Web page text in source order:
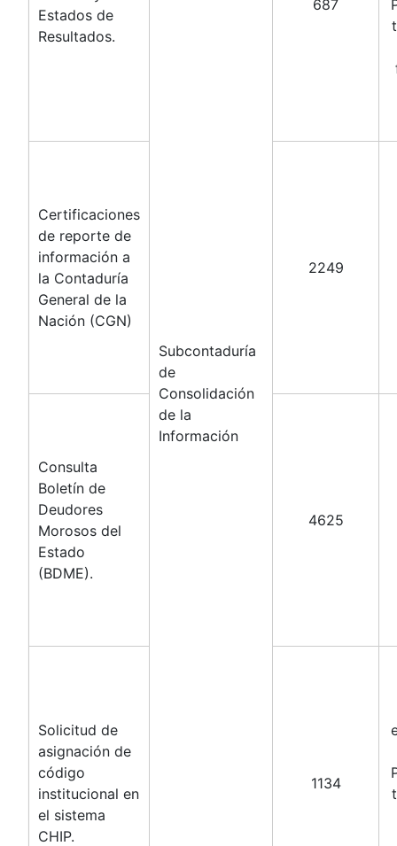
Estados de
Resultados.
Subcontaduría
de
Consolidación
de la
Información
687
Certificaciones
de reporte de
información a
la Contaduría
General de la
Nación (CGN)
2249
Consulta
Boletín de
Deudores
Morosos del
Estado
(BDME).
4625
Solicitud de
asignación de
código
institucional en
el sistema
CHIP.
1134